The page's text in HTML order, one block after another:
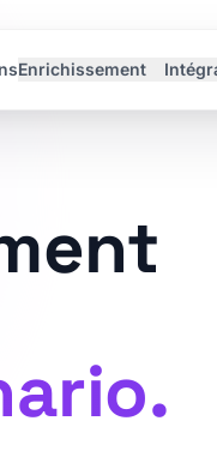
Enrichissement